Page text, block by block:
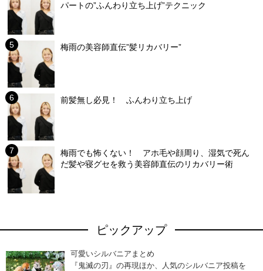
パートの”ふんわり立ち上げ”テクニック
梅雨の美容師直伝”髪リカバリー”
前髪無し必見！ ふんわり立ち上げ
梅雨でも怖くない！ アホ毛や顔周り、湿気で死ん
だ髪や寝グセを救う美容師直伝のリカバリー術
ピックアップ
可愛いシルバニアまとめ
『鬼滅の刃』の再現ほか、人気のシルバニア投稿を